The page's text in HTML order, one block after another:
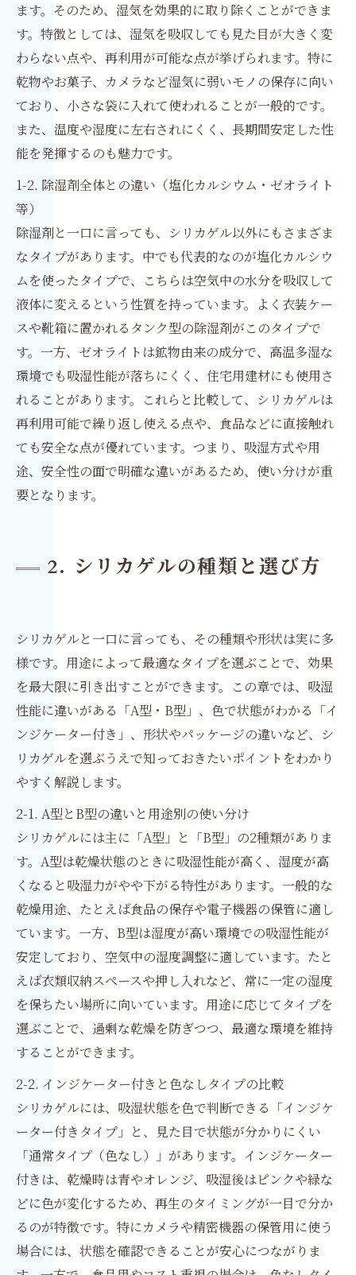
ます。そのため、湿気を効果的に取り除くことができま
す。特徴としては、湿気を吸収しても見た目が大きく変
わらない点や、再利用が可能な点が挙げられます。特に
乾物やお菓子、カメラなど湿気に弱いモノの保存に向い
ており、小さな袋に入れて使われることが一般的です。
また、温度や湿度に左右されにくく、長期間安定した性
能を発揮するのも魅力です。
1-2. 除湿剤全体との違い（塩化カルシウム・ゼオライト
等）
除湿剤と一口に言っても、シリカゲル以外にもさまざま
なタイプがあります。中でも代表的なのが塩化カルシウ
ムを使ったタイプで、こちらは空気中の水分を吸収して
液体に変えるという性質を持っています。よく衣装ケー
スや靴箱に置かれるタンク型の除湿剤がこのタイプで
す。一方、ゼオライトは鉱物由来の成分で、高温多湿な
環境でも吸湿性能が落ちにくく、住宅用建材にも使用さ
れることがあります。これらと比較して、シリカゲルは
再利用可能で繰り返し使える点や、食品などに直接触れ
ても安全な点が優れています。つまり、吸湿方式や用
途、安全性の面で明確な違いがあるため、使い分けが重
要となります。
2. シリカゲルの種類と選び方
シリカゲルと一口に言っても、その種類や形状は実に多
様です。用途によって最適なタイプを選ぶことで、効果
を最大限に引き出すことができます。この章では、吸湿
性能に違いがある「A型・B型」、色で状態がわかる「イ
ンジケーター付き」、形状やパッケージの違いなど、シ
リカゲルを選ぶうえで知っておきたいポイントをわかり
やすく解説します。
2-1. A型とB型の違いと用途別の使い分け
シリカゲルには主に「A型」と「B型」の2種類がありま
す。A型は乾燥状態のときに吸湿性能が高く、湿度が高
くなると吸湿力がやや下がる特性があります。一般的な
乾燥用途、たとえば食品の保存や電子機器の保管に適し
ています。一方、B型は湿度が高い環境での吸湿性能が
安定しており、空気中の湿度調整に適しています。たと
えば衣類収納スペースや押し入れなど、常に一定の湿度
を保ちたい場所に向いています。用途に応じてタイプを
選ぶことで、過剰な乾燥を防ぎつつ、最適な環境を維持
することができます。
2-2. インジケーター付きと色なしタイプの比較
シリカゲルには、吸湿状態を色で判断できる「インジケ
ーター付きタイプ」と、見た目で状態が分かりにくい
「通常タイプ（色なし）」があります。インジケーター
付きは、乾燥時は青やオレンジ、吸湿後はピンクや緑な
どに色が変化するため、再生のタイミングが一目で分か
るのが特徴です。特にカメラや精密機器の保管用に使う
場合には、状態を確認できることが安心につながりま